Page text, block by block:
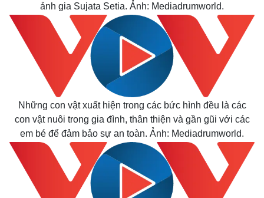
Kinh tế
Bất động sản
Khởi nghiệp
Thị trường
Giá vàng
Tiêu dùng
Tỷ giá
Chứng khoán
Giá cà phê
ảnh gia Sujata Setia. Ảnh: Mediadrumworld.
Những con vật xuất hiện trong các bức hình đều là các
con vật nuôi trong gia đình, thân thiện và gần gũi với các
em bé để đảm bảo sự an toàn. Ảnh: Mediadrumworld.